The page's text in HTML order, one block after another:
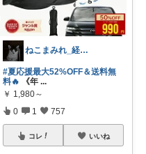
ねこまみれ_経由感謝致します🐈
#夏応援最大52%OFF＆送料無
料🔥 《年 ...
￥ 1,980～
0 1 757
コレ いいね